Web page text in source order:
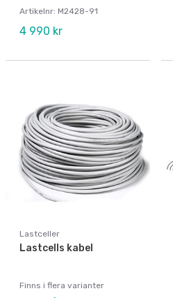
Artikelnr: M2428-91
4 990 kr
Lastceller
Lastcells kabel
Finns i flera varianter